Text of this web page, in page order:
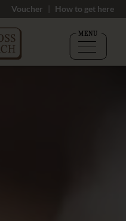
Voucher How to get here
MENU